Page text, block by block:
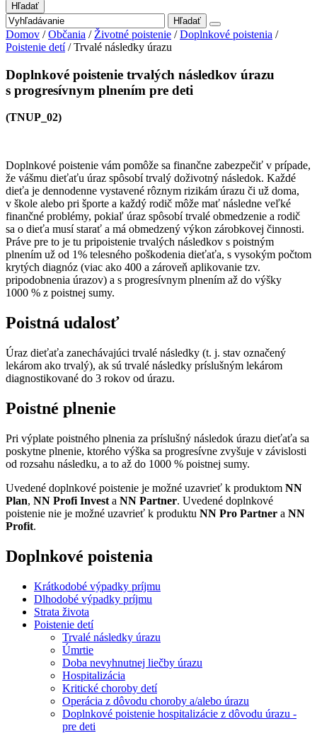
Hľadať
Hľadať
Domov / Občania / Životné poistenie / Doplnkové poistenia /
Poistenie detí /Trvalé následky úrazu
Doplnkové poistenie trvalých následkov úrazu
s progresívnym plnením pre deti
(TNUP_02)
Doplnkové poistenie vám pomôže sa finančne zabezpečiť v prípade,
že vášmu dieťaťu úraz spôsobí trvalý doživotný následok. Každé
dieťa je dennodenne vystavené rôznym rizikám úrazu či už doma,
v škole alebo pri športe a každý rodič môže mať následne veľké
finančné problémy, pokiaľ úraz spôsobí trvalé obmedzenie a rodič
sa o dieťa musí starať a má obmedzený výkon zárobkovej činnosti.
Práve pre to je tu pripoistenie trvalých následkov s poistným
plnením už od 1% telesného poškodenia dieťaťa, s vysokým počtom
krytých diagnóz (viac ako 400 a zároveň aplikovanie tzv.
pripodobnenia úrazov) a s progresívnym plnením až do výšky
1000 % z poistnej sumy.
Poistná udalosť
Úraz dieťaťa zanechávajúci trvalé následky (t. j. stav označený
lekárom ako trvalý), ak sú trvalé následky príslušným lekárom
diagnostikované do 3 rokov od úrazu.
Poistné plnenie
Pri výplate poistného plnenia za príslušný následok úrazu dieťaťa sa
poskytne plnenie, ktorého výška sa progresívne zvyšuje v závislosti
od rozsahu následku, a to až do 1000 % poistnej sumy.
Uvedené doplnkové poistenie je možné uzavrieť k produktom NN
Plan, NN Profi Invest a NN Partner. Uvedené doplnkové
poistenie nie je možné uzavrieť k produktu NN Pro Partner a NN
Profit.
Doplnkové poistenia
Krátkodobé výpadky príjmu
Dlhodobé výpadky príjmu
Strata života
Poistenie detí
Trvalé následky úrazu
Úmrtie
Doba nevyhnutnej liečby úrazu
Hospitalizácia
Kritické choroby detí
Operácia z dôvodu choroby a/alebo úrazu
Doplnkové poistenie hospitalizácie z dôvodu úrazu -
pre deti